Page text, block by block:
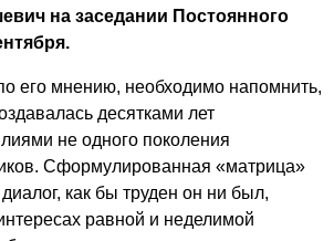
на заседании Постоянного
его мнению, необходимо напомнить,
десятками лет
не одного поколения
Сформулированная «матрица»
как бы труден он ни был,
равной и неделимой